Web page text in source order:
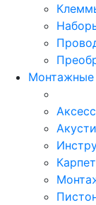
Монтажные